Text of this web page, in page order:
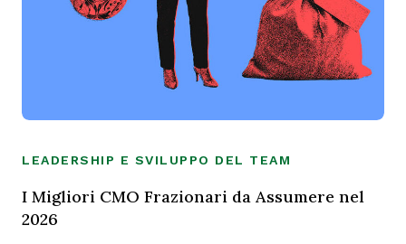
LEADERSHIP E SVILUPPO DEL TEAM
I Migliori CMO Frazionari da Assumere nel
2026